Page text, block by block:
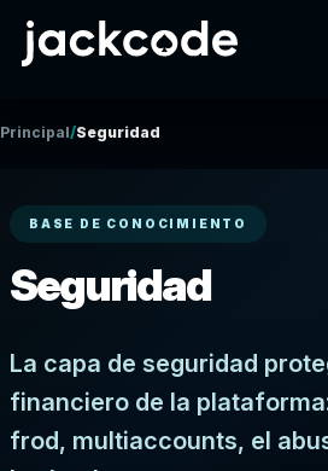
Principal/Seguridad
BASE DE CONOCIMIENTO
Seguridad
La capa de seguridad
financiero de la
frod, multiaccounts, el